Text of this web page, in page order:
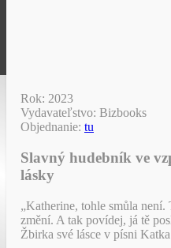
Rok: 2023
Vydavateľstvo: Bizbooks
Objednanie: tu
Slavný hudebník ve
lásky
„Katherine, tohle smůla
změní. A tak povídej, já tě
Žbirka své lásce v písni